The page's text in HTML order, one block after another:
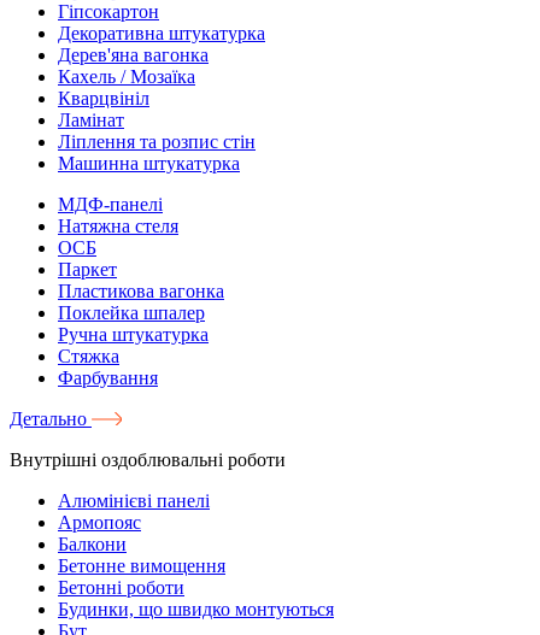
Гіпсокартон
Декоративна штукатурка
Дерев'яна вагонка
Кахель / Мозаїка
Кварцвініл
Ламінат
Ліплення та розпис стін
Машинна штукатурка
МДФ-панелі
Натяжна стеля
ОСБ
Паркет
Пластикова вагонка
Поклейка шпалер
Ручна штукатурка
Стяжка
Фарбування
Детально
Внутрішні оздоблювальні роботи
Алюмінієві панелі
Армопояс
Балкони
Бетонне вимощення
Бетонні роботи
Будинки, що швидко монтуються
Бут